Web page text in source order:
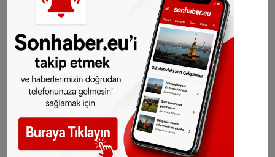
ücreti ve 3 euro posta ücreti olmak üzere
toplam 8 euro alınıyor.
Kimlik kartının kaybı nedeniyle yapılan
başvurularda ise 9 euro başvuru ücreti ve 3
euro posta bedeli ile toplam 12 euro
ödeniyor.
Mavi Kart sahipleri, yenileme ve değiştirme